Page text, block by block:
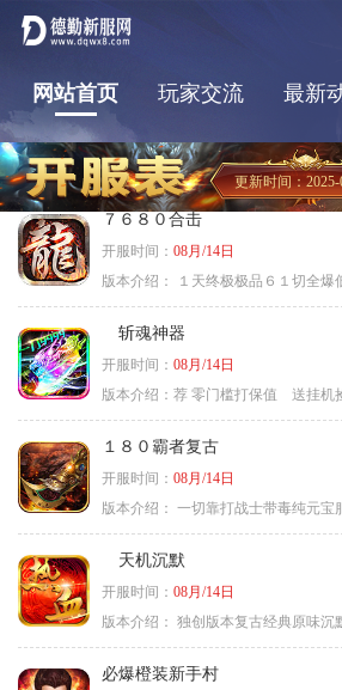
网站首页 玩家交流 最新
更新时间：2025-
７６８０合击
开服时间： 08月/14日
版本介绍：
１天终极极品６１切全爆
斩魂神器
开服时间： 08月/14日
版本介绍： 荐 零门槛打保值 送挂机捡
１８０霸者复古
开服时间： 08月/14日
版本介绍： 一切靠打战士带毒纯元宝
天机沉默
开服时间： 08月/14日
版本介绍： 独创版本复古经典原味沉
必爆橙装新手村